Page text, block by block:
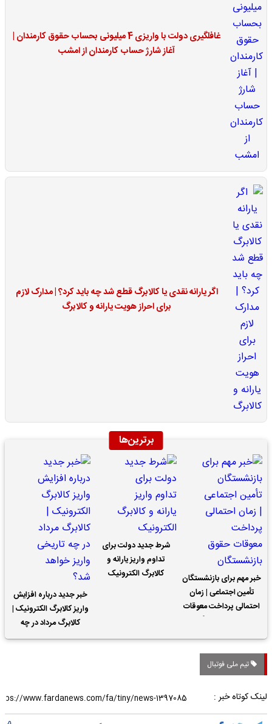
غافلگیری دولت با واریزی 4 میلیونی بحساب حقوق کارمندان |
آغاز شارژ حساب کارمندان از امشب
اگر یارانه نقدی یا کالابرگ قطع شد چه باید کرد؟ | مدارک لازم
برای احراز هویت یارانه و کالابرگ
برترین‌ها
خبر مهم برای بازنشستگان
تأمین اجتماعی | زمان
احتمالی پرداخت معوقات
شرط جدید دولت برای
تداوم واریز یارانه و
کالابرگ الکترونیک
خبر جدید درباره افزایش
واریز کالابرگ الکترونیک |
کالابرگ مرداد در چه
تاریخی واریز خواهد شد؟
تیم ملی فوتبال
لینک کوتاه خبر :